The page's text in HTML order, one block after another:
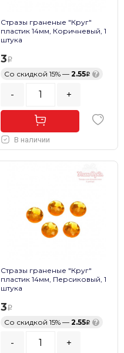
Стразы граненые "Круг"
пластик 14мм, Коричневый, 1
штука
3
Со скидкой 15% — 2.55 ?
- +
В наличии
Стразы граненые "Круг"
пластик 14мм, Персиковый, 1
штука
3
Со скидкой 15% — 2.55 ?
- +